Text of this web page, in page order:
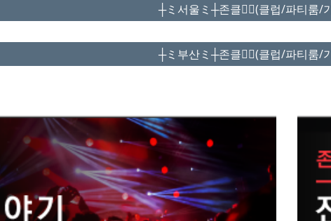
┼ミ서울ミ┼존클❤️‍🔥(클럽/파티룸/
┼ミ부산ミ┼존클❤️‍🔥(클럽/파티룸/